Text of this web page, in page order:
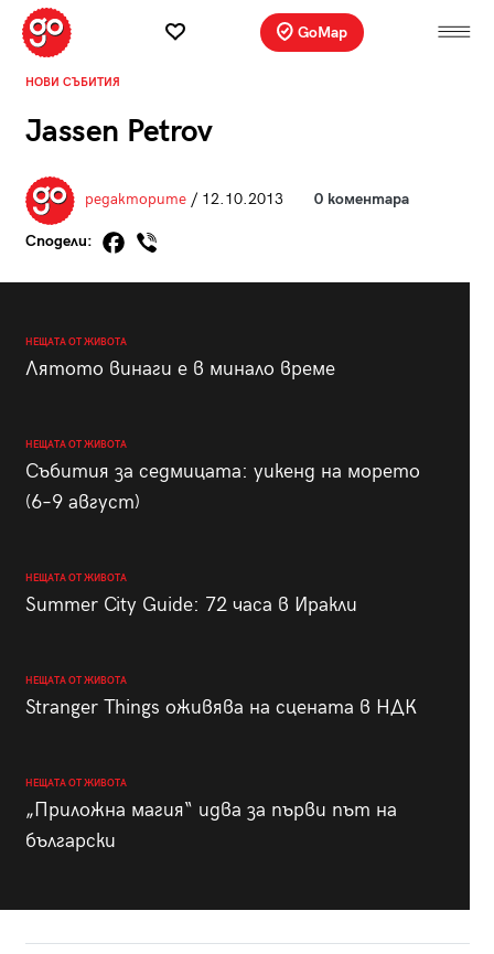
GoMap
НОВИ СЪБИТИЯ
Jassen Petrov
редакторите/ 12.10.2013 0 коментара
Сподели:
НЕЩАТА ОТ ЖИВОТА
Лятото винаги е в минало време
НЕЩАТА ОТ ЖИВОТА
Събития за седмицата: уикенд на морето
(6–9 август)
НЕЩАТА ОТ ЖИВОТА
Summer City Guide: 72 часа в Иракли
НЕЩАТА ОТ ЖИВОТА
Stranger Things оживява на сцената в НДК
НЕЩАТА ОТ ЖИВОТА
„Приложна магия“ идва за първи път на
български